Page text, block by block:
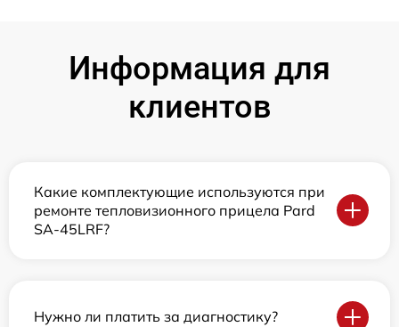
Информация для
клиентов
Какие комплектующие используются при
ремонте тепловизионного прицела Pard
SA-45LRF?
Нужно ли платить за диагностику?